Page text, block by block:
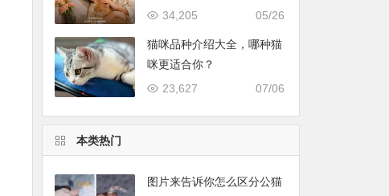
次温情破题
05/26
34,205
猫咪品种介绍大全，哪种猫
咪更适合你？
07/06
23,627
本类热门
图片来告诉你怎么区分公猫